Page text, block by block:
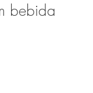
bebida